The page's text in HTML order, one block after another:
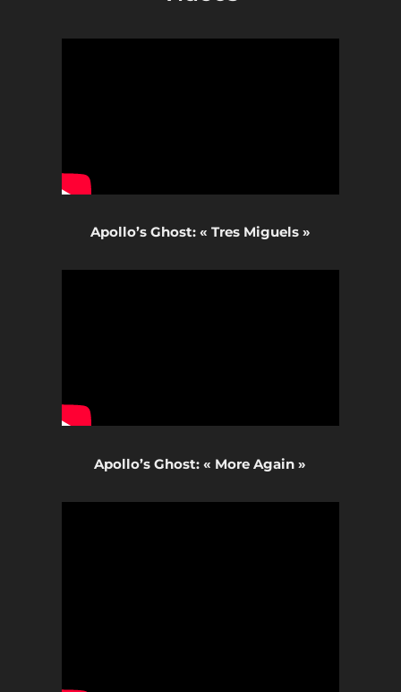
Apollo’s Ghost: « Tres Miguels »
Apollo’s Ghost: « More Again »